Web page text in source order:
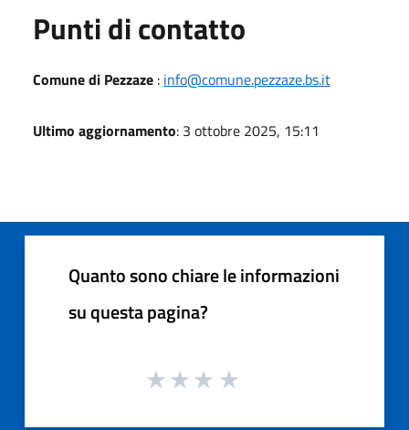
Punti di contatto
Comune di Pezzaze : info@comune.pezzaze.bs.it
Ultimo aggiornamento: 3 ottobre 2025, 15:11
Quanto sono chiare le informazioni
su questa pagina?